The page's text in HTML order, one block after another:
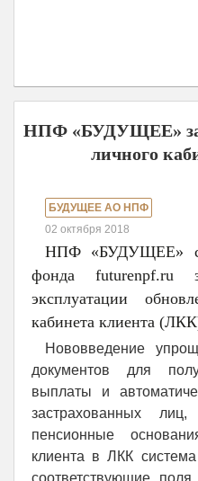
НПФ «БУДУЩЕЕ»
личного
БУДУЩЕЕ АО НПФ
02 октября 2018
НПФ «БУДУЩЕЕ»
фонда futurenpf.ru
эксплуатации
кабинета клиента
Нововведение
документов для
выплаты и
застрахованных
пенсионные
клиента в ЛКК система
соответствующие